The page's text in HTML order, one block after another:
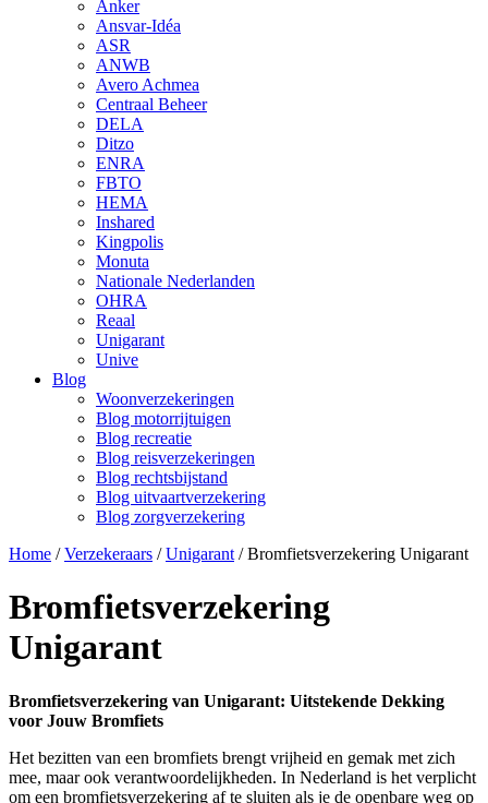
Anker
Ansvar-Idéa
ASR
ANWB
Avero Achmea
Centraal Beheer
DELA
Ditzo
ENRA
FBTO
HEMA
Inshared
Kingpolis
Monuta
Nationale Nederlanden
OHRA
Reaal
Unigarant
Unive
Blog
Woonverzekeringen
Blog motorrijtuigen
Blog recreatie
Blog reisverzekeringen
Blog rechtsbijstand
Blog uitvaartverzekering
Blog zorgverzekering
Home /Verzekeraars /Unigarant /Bromfietsverzekering Unigarant
Bromfietsverzekering
Unigarant
Bromfietsverzekering van Unigarant: Uitstekende Dekking
voor Jouw Bromfiets
Het bezitten van een bromfiets brengt vrijheid en gemak met zich
mee, maar ook verantwoordelijkheden. In Nederland is het verplicht
om een bromfietsverzekering af te sluiten als je de openbare weg op